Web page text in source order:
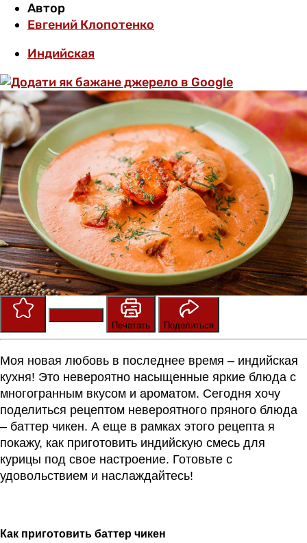
Автор
Евгений Клопотенко
Индийская
Печатать
Поделиться
Моя новая любовь в последнее время – индийская
кухня! Это невероятно насыщенные яркие блюда с
многогранным вкусом и ароматом. Сегодня хочу
поделиться рецептом невероятного пряного блюда
– баттер чикен. А еще в рамках этого рецепта я
покажу, как приготовить индийскую смесь для
курицы под свое настроение. Готовьте с
удовольствием и наслаждайтесь!
Как приготовить баттер чикен